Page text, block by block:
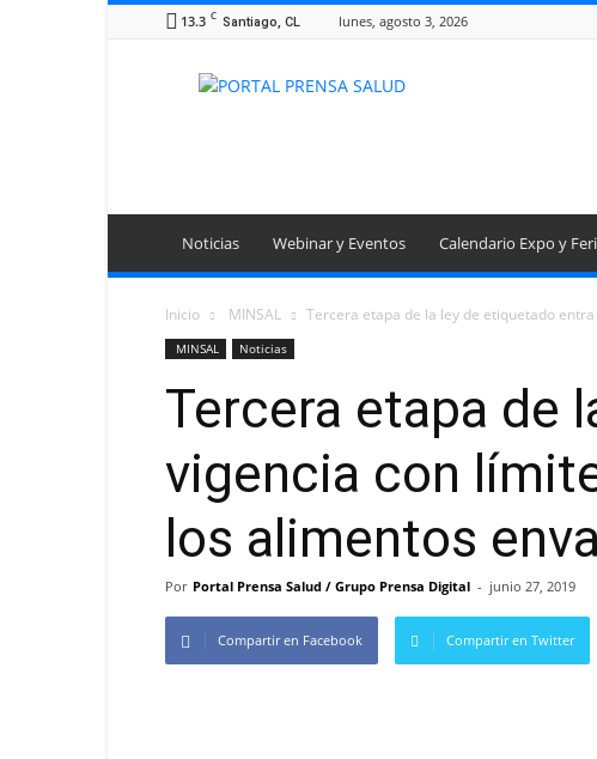
13.3 C Santiago, CL lunes, agosto 3, 2026
Portal
Noticias Webinar y Eventos Calendario Expo y
Inicio MINSAL Tercera etapa de la ley de etiquetado
MINSAL Noticias
Tercera etapa de
vigencia con
los alimentos
Por Portal Prensa Salud / Grupo Prensa Digital - junio 27, 2019
Compartir en Facebook Compartir en Twitter